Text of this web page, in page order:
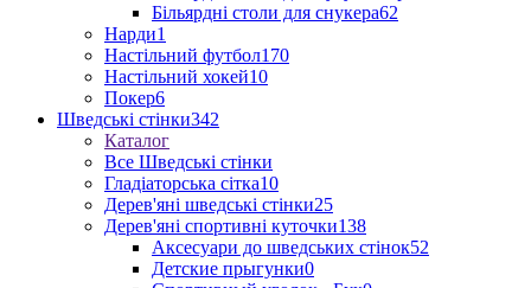
Більярдні столи для снукера62
Нарди1
Настільний футбол170
Настільний хокей10
Покер6
Шведські стінки342
Каталог
Все Шведські стінки
Гладіаторська сітка10
Дерев'яні шведські стінки25
Дерев'яні спортивні куточки138
Аксесуари до шведських стінок52
Детские прыгунки0